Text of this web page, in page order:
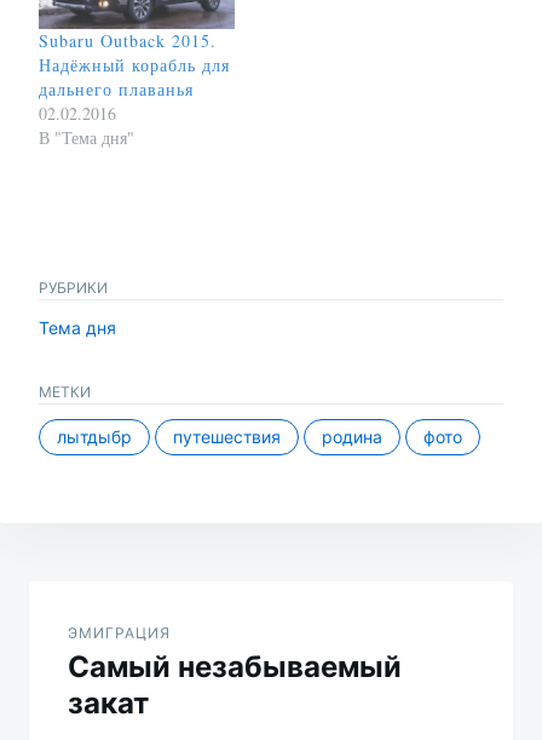
Subaru Outback 2015.
Надёжный корабль для
дальнего плаванья
02.02.2016
В "Тема дня"
РУБРИКИ
Тема дня
МЕТКИ
лытдыбр путешествия родина фото
записям
ЭМИГРАЦИЯ
Самый незабываемый
закат